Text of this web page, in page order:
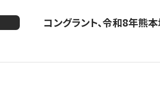
コングラント、令和8年熊